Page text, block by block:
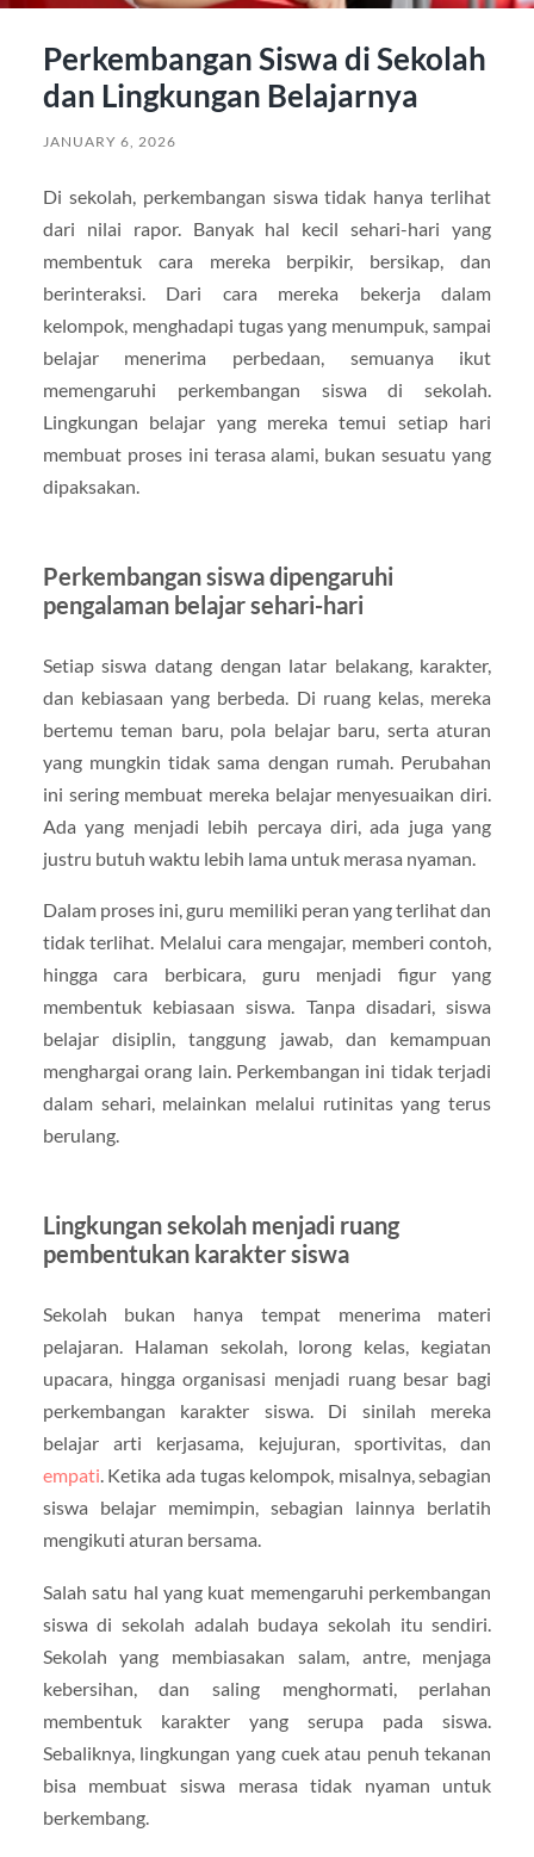
Perkembangan Siswa di Sekolah
dan Lingkungan Belajarnya
JANUARY 6, 2026
Di sekolah, perkembangan siswa tidak hanya terlihat
dari nilai rapor. Banyak hal kecil sehari-hari yang
membentuk cara mereka berpikir, bersikap, dan
berinteraksi. Dari cara mereka bekerja dalam
kelompok, menghadapi tugas yang menumpuk, sampai
belajar menerima perbedaan, semuanya ikut
memengaruhi perkembangan siswa di sekolah.
Lingkungan belajar yang mereka temui setiap hari
membuat proses ini terasa alami, bukan sesuatu yang
dipaksakan.
Perkembangan siswa dipengaruhi
pengalaman belajar sehari-hari
Setiap siswa datang dengan latar belakang, karakter,
dan kebiasaan yang berbeda. Di ruang kelas, mereka
bertemu teman baru, pola belajar baru, serta aturan
yang mungkin tidak sama dengan rumah. Perubahan
ini sering membuat mereka belajar menyesuaikan diri.
Ada yang menjadi lebih percaya diri, ada juga yang
justru butuh waktu lebih lama untuk merasa nyaman.
Dalam proses ini, guru memiliki peran yang terlihat dan
tidak terlihat. Melalui cara mengajar, memberi contoh,
hingga cara berbicara, guru menjadi figur yang
membentuk kebiasaan siswa. Tanpa disadari, siswa
belajar disiplin, tanggung jawab, dan kemampuan
menghargai orang lain. Perkembangan ini tidak terjadi
dalam sehari, melainkan melalui rutinitas yang terus
berulang.
Lingkungan sekolah menjadi ruang
pembentukan karakter siswa
Sekolah bukan hanya tempat menerima materi
pelajaran. Halaman sekolah, lorong kelas, kegiatan
upacara, hingga organisasi menjadi ruang besar bagi
perkembangan karakter siswa. Di sinilah mereka
belajar arti kerjasama, kejujuran, sportivitas, dan
empati. Ketika ada tugas kelompok, misalnya, sebagian
siswa belajar memimpin, sebagian lainnya berlatih
mengikuti aturan bersama.
Salah satu hal yang kuat memengaruhi perkembangan
siswa di sekolah adalah budaya sekolah itu sendiri.
Sekolah yang membiasakan salam, antre, menjaga
kebersihan, dan saling menghormati, perlahan
membentuk karakter yang serupa pada siswa.
Sebaliknya, lingkungan yang cuek atau penuh tekanan
bisa membuat siswa merasa tidak nyaman untuk
berkembang.